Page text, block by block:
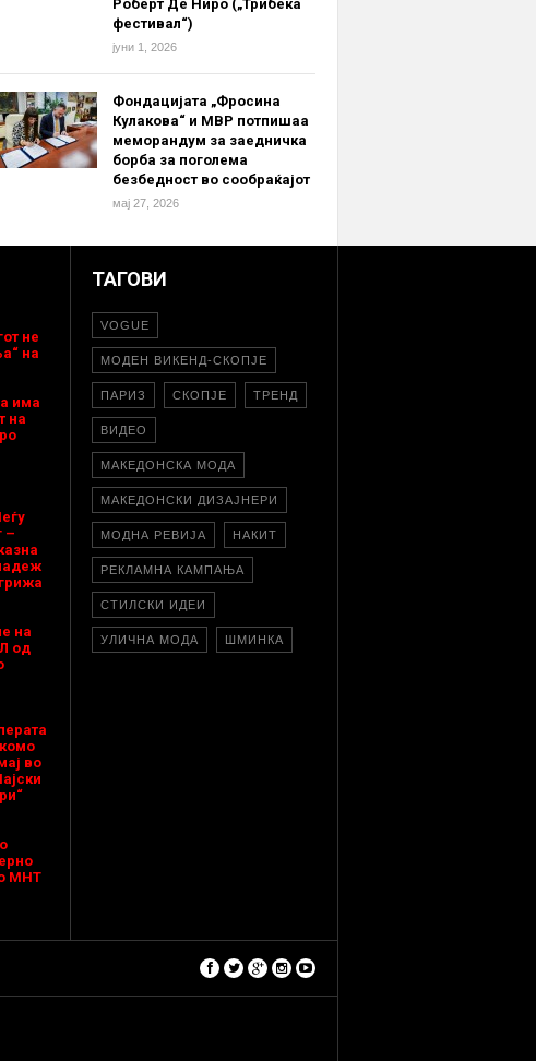
Роберт Де Ниро („Трибека
фестивал“)
јуни 1, 2026
Фондацијата „Фросина
Кулакова“ и МВР потпишаа
меморандум за заедничка
борба за поголема
безбедност во сообраќајот
мај 27, 2026
не
на
има
на
–
на
од
во
МНТ
ТАГОВИ
VOGUE
МОДЕН ВИКЕНД-СКОПЈЕ
ПАРИЗ СКОПЈЕ ТРЕНД
ВИДЕО
МАКЕДОНСКА МОДА
МАКЕДОНСКИ ДИЗАЈНЕРИ
МОДНА РЕВИЈА НАКИТ
РЕКЛАМНА КАМПАЊА
СТИЛСКИ ИДЕИ
УЛИЧНА МОДА ШМИНКА